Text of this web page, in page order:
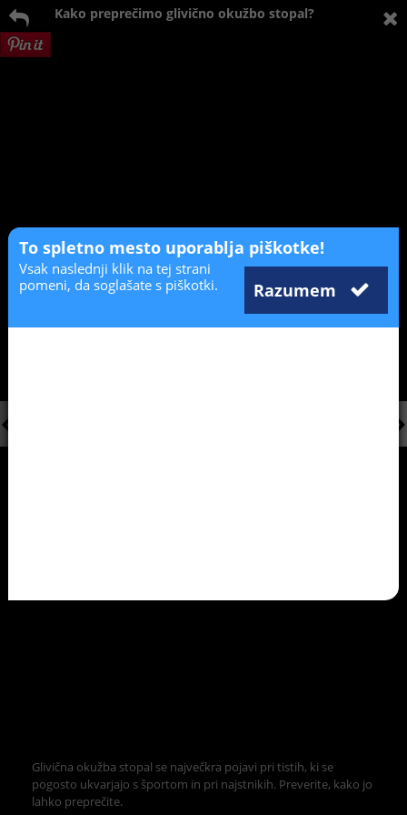
Kako preprečimo glivično okužbo stopal?
Glivična okužba stopal se največkra pojavi pri tistih, ki se
pogosto ukvarjajo s športom in pri najstnikih. Preverite, kako jo
lahko preprečite.
To spletno mesto uporablja piškotke!
Razumem
Vsak naslednji klik na tej strani
pomeni, da soglašate s piškotki.